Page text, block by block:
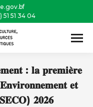
51 34 04
: 𝐥𝐚 𝐩𝐫𝐞𝐦𝐢𝐞̀𝐫𝐞
𝐞𝐭
(𝐒𝐄𝐂𝐎) 𝟐𝟎𝟐𝟔